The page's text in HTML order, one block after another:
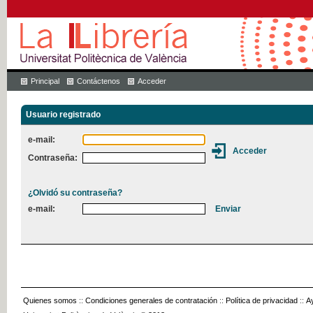
Principal Contáctenos Acceder
Usuario registrado
e-mail:
Contraseña:
¿Olvidó su contraseña?
e-mail:
Quienes somos :: Condiciones generales de contratación :: Política de privacidad ::